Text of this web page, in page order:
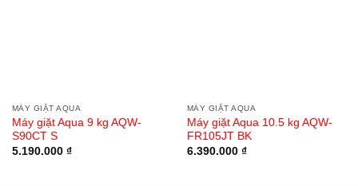
MÁY GIẶT AQUA
Máy giặt Aqua 9 kg AQW-
S90CT S
5.190.000 ₫
MÁY GIẶT AQUA
Máy giặt Aqua 10.5 kg AQW-
FR105JT BK
6.390.000 ₫